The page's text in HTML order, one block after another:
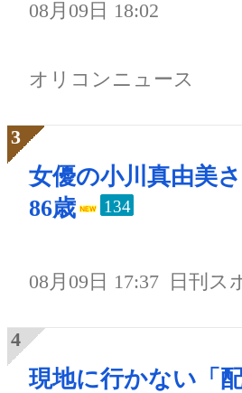
08月09日 18:02
オリコンニュース
女優の小川真由美
86歳
134
08月09日 17:37 日刊ス
現地に行かない「配